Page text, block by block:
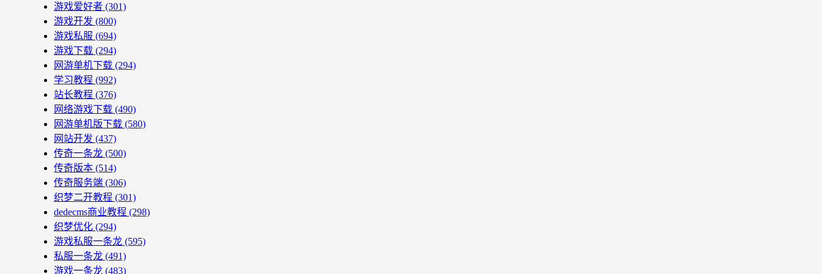
游戏爱好者 (301)
游戏开发 (800)
游戏私服 (694)
游戏下载 (294)
网游单机下载 (294)
学习教程 (992)
站长教程 (376)
网络游戏下载 (490)
网游单机版下载 (580)
网站开发 (437)
传奇一条龙 (500)
传奇版本 (514)
传奇服务端 (306)
织梦二开教程 (301)
dedecms商业教程 (298)
织梦优化 (294)
游戏私服一条龙 (595)
私服一条龙 (491)
游戏一条龙 (483)